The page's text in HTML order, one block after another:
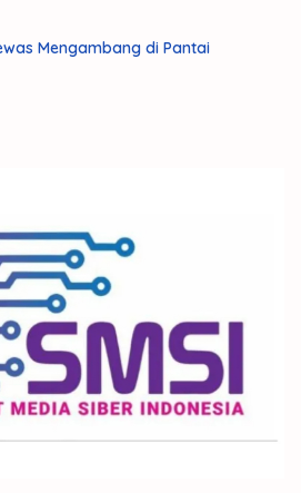
Mengambang di Pantai